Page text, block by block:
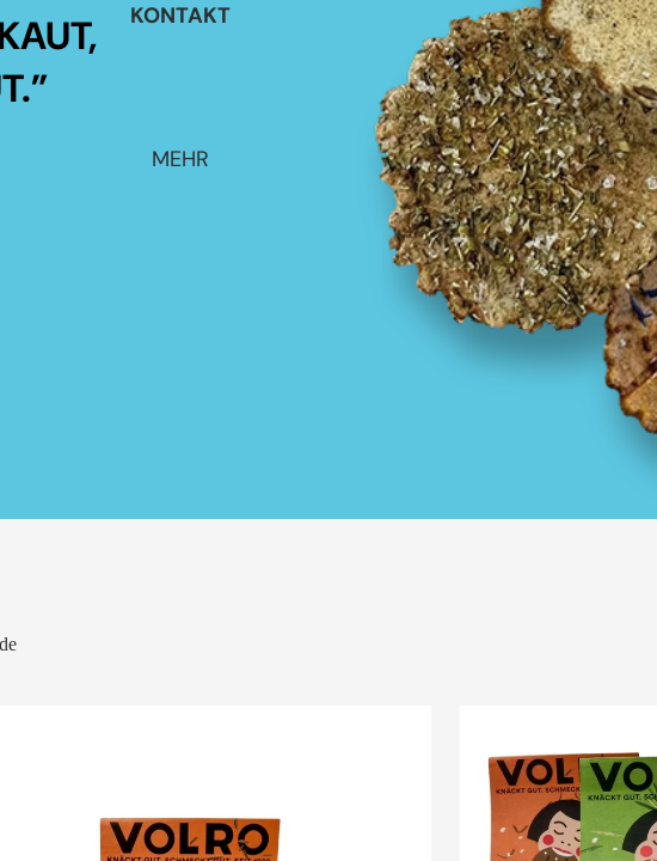
KONTAKT
MEHR
ROSMARIN